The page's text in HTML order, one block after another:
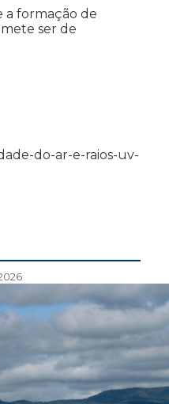
a formação de
ser de
do-ar-e-raios-uv-